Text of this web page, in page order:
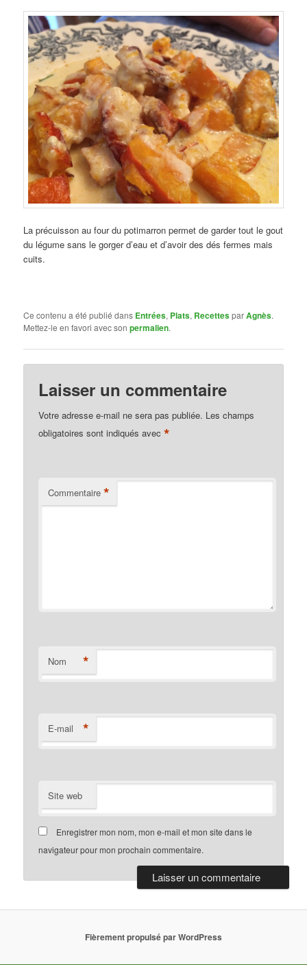
La précuisson au four du potimarron permet de garder tout le gout
du légume sans le gorger d’eau et d’avoir des dés fermes mais
cuits.
Ce contenu a été publié dans Entrées, Plats, RecettesparAgnès.
Mettez-le en favori avec sonpermalien.
Laisser un commentaire
Votre adresse e-mail ne sera pas publiée. Les champs
obligatoires sont indiqués avec*
Commentaire *
Nom *
E-mail *
Site web
Enregistrer mon nom, mon e-mail et mon site dans le
navigateur pour mon prochain commentaire.
Fièrement propulsé par WordPress